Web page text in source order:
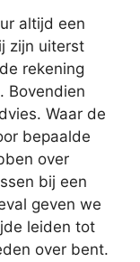
altijd een
zijn uiterst
rekening
Bovendien
Waar de
bepaalde
over
bij een
geven we
leiden tot
over bent.